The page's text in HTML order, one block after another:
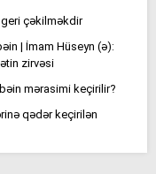
geri çəkilməkdir
| İmam Hüseyn (ə):
zirvəsi
mərasimi keçirilir?
qədər keçirilən